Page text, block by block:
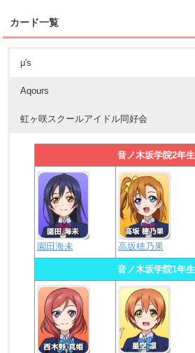
カード一覧
μ's
Aqours
虹ヶ咲スクールアイドル同好会
音ノ木坂学院2年生
園田海未 高坂穂乃果
音ノ木坂学院1年生